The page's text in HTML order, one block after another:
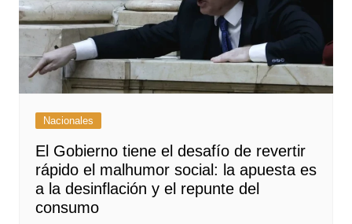
Nacionales
El Gobierno tiene el desafío de revertir
rápido el malhumor social: la apuesta es
a la desinflación y el repunte del
consumo